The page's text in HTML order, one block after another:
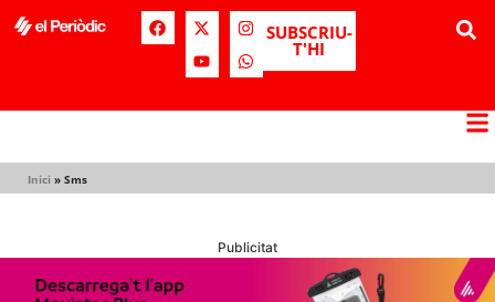
SUBSCRIU-
T'HI
Inici » Sms
Publicitat